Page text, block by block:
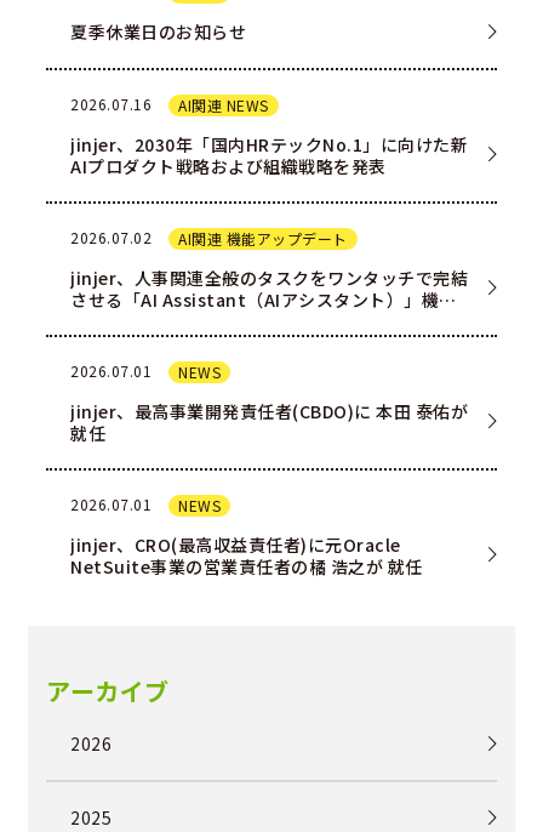
夏季休業日のお知らせ
2026.07.16 AI関連 NEWS
jinjer、2030年「国内HRテックNo.1」に向けた新
AIプロダクト戦略および組織戦略を発表
2026.07.02 AI関連 機能アップデート
jinjer、人事関連全般のタスクをワンタッチで完結
させる「AI Assistant（AIアシスタント）」機能
2026.07.01 NEWS
jinjer、最高事業開発責任者(CBDO)に 本田 泰佑が
就任
2026.07.01 NEWS
jinjer、CRO(最高収益責任者)に元Oracle
NetSuite事業の営業責任者の橘 浩之が 就任
アーカイブ
2026
2025